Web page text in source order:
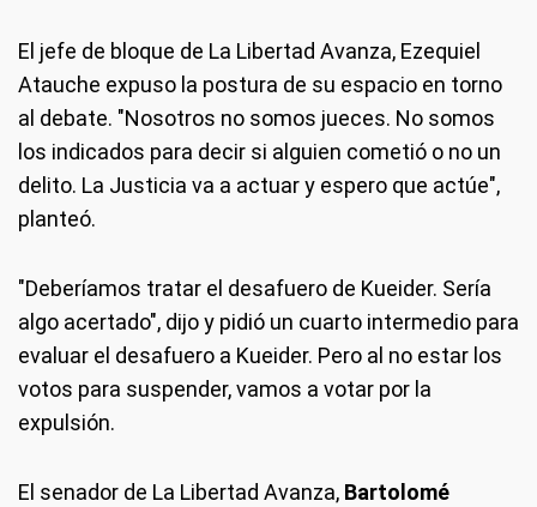
El jefe de bloque de La Libertad Avanza, Ezequiel
Atauche expuso la postura de su espacio en torno
al debate. "Nosotros no somos jueces. No somos
los indicados para decir si alguien cometió o no un
delito. La Justicia va a actuar y espero que actúe",
planteó.
"Deberíamos tratar el desafuero de Kueider. Sería
algo acertado", dijo y pidió un cuarto intermedio para
evaluar el desafuero a Kueider. Pero al no estar los
votos para suspender, vamos a votar por la
expulsión.
El senador de La Libertad Avanza, Bartolomé